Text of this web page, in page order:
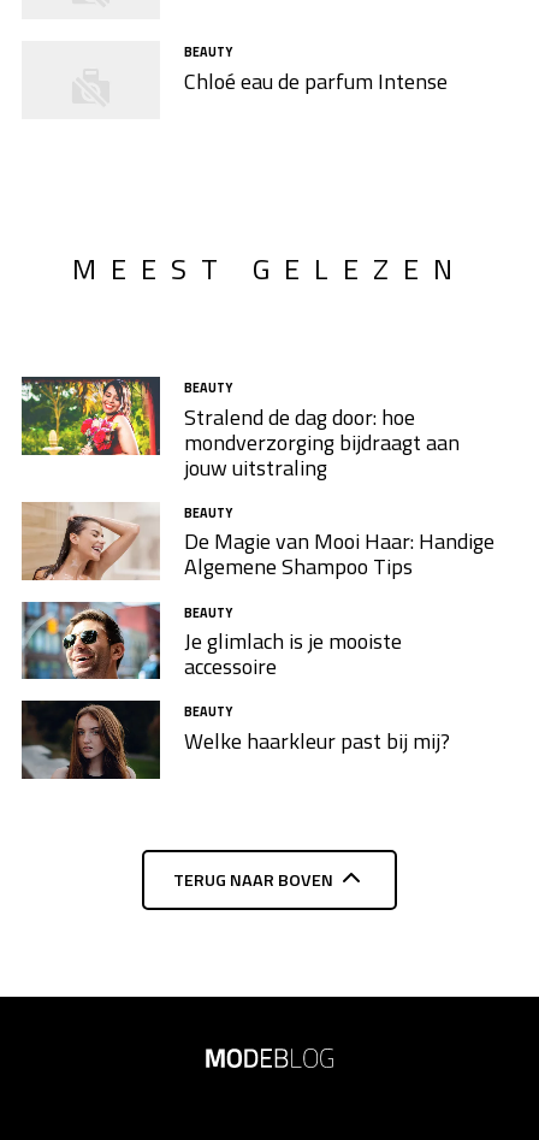
BEAUTY
Chloé eau de parfum Intense
MEEST GELEZEN
BEAUTY
Stralend de dag door: hoe
mondverzorging bijdraagt aan
jouw uitstraling
BEAUTY
De Magie van Mooi Haar: Handige
Algemene Shampoo Tips
BEAUTY
Je glimlach is je mooiste
accessoire
BEAUTY
Welke haarkleur past bij mij?
TERUG NAAR BOVEN